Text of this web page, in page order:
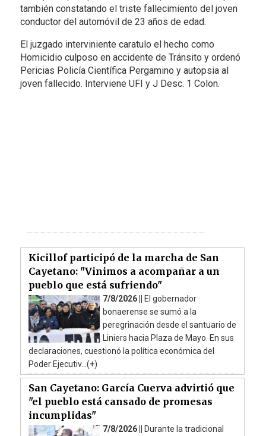
también constatando el triste fallecimiento del joven
conductor del automóvil de 23 años de edad.
El juzgado interviniente caratulo el hecho como
Homicidio culposo en accidente de Tránsito y ordenó
Pericias Policía Científica Pergamino y autopsia al
joven fallecido. Interviene UFI y J Desc. 1 Colon.
Kicillof participó de la marcha de San
Cayetano: "Vinimos a acompañar a un
pueblo que está sufriendo"
7/8/2026 ||
El gobernador
bonaerense se sumó a la
peregrinación desde el santuario de
Liniers hacia Plaza de Mayo. En sus
declaraciones, cuestionó la política económica del
Poder Ejecutiv...(+)
San Cayetano: García Cuerva advirtió que
"el pueblo está cansado de promesas
incumplidas"
7/8/2026 ||
Durante la tradicional